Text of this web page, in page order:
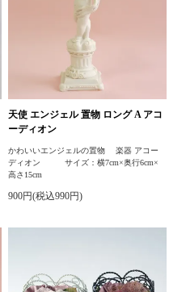
天使 エンジェル 置物 ロング A アコ
ーディオン
かわいいエンジェルの置物 楽器 アコー
ディオン サイズ：横7cm×奥行6cm×
高さ15cm
900円(税込990円)